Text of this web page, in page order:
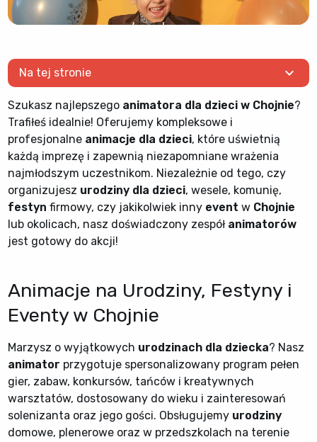
Na tej stronie expand_more
Szukasz najlepszego animatora dla dzieci w Chojnie?
Trafiłeś idealnie! Oferujemy kompleksowe i
profesjonalne animacje dla dzieci, które uświetnią
każdą imprezę i zapewnią niezapomniane wrażenia
najmłodszym uczestnikom. Niezależnie od tego, czy
organizujesz urodziny dla dzieci, wesele, komunię,
festyn firmowy, czy jakikolwiek inny event w Chojnie
lub okolicach, nasz doświadczony zespół animatorów
jest gotowy do akcji!
Animacje na Urodziny, Festyny i
Eventy w Chojnie
Marzysz o wyjątkowych urodzinach dla dziecka? Nasz
animator przygotuje spersonalizowany program pełen
gier, zabaw, konkursów, tańców i kreatywnych
warsztatów, dostosowany do wieku i zainteresowań
solenizanta oraz jego gości. Obsługujemy urodziny
domowe, plenerowe oraz w przedszkolach na terenie